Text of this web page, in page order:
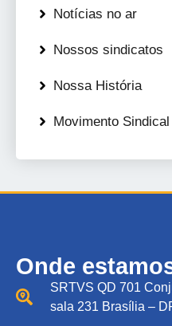
Notícias no ar
Nossos sindicatos
Nossa História
Movimento Sindical
Onde
SRTVS QD 701
sala 231 Brasília –